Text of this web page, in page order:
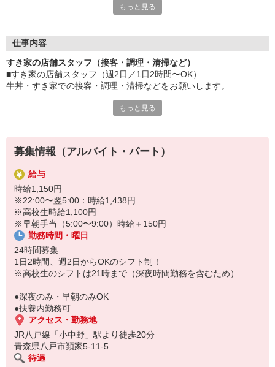
など、自分らしく活躍できますよ。
■髪型・髪色自由
■給与前払い可
急な出費も安心♪
■社員登用あり
将来を考えている方は必見です。
与兵衛、オリーブの丘、焼肉いちばんなどを経営しているゼンシ
ョーグループ！
その中のひとつ『すき家』でお仕事しませんか？
もっと見る
仕事内容
すき家の店舗スタッフ（接客・調理・清掃など）
■すき家の店舗スタッフ（週2日／1日2時間〜OK）
牛丼・すき家での接客・調理・清掃などをお願いします。
あなたの笑顔で！
すばやく提供！
他にも、食材の調整や金銭管理、新しく入社したクルーの研修など
様々なお仕事があります。
セルフオーダー、セルフ会計で、現金の受け渡しはほとんどありま
せん。※一部店舗を除く
取り間違いもなく安心でスムーズ♪
マニュアルも用意していますので飲食店が初めての方でも大丈夫！
もちろん先輩クルーがしっかり教えてくれるので安心してくださ
い。
もっと見る
募集情報（アルバイト・パート）
給与
時給1,150円
※22:00〜翌5:00：時給1,438円
※高校生時給1,100円
※早朝手当（5:00〜9:00）時給＋150円
勤務時間・曜日
24時間募集
1日2時間、週2日からOKのシフト制！
※高校生のシフトは21時まで（深夜時間勤務を含むため）
●深夜のみ・早朝のみOK
●扶養内勤務可
アクセス・勤務地
JR八戸線「小中野」駅より徒歩20分
青森県八戸市類家5-11-5
待遇